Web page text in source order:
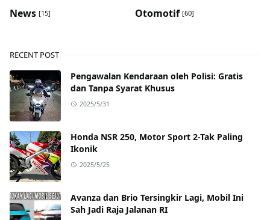
News [15] Otomotif [60]
RECENT POST
Pengawalan Kendaraan oleh Polisi: Gratis
dan Tanpa Syarat Khusus
2025/5/31
Honda NSR 250, Motor Sport 2-Tak Paling
Ikonik
2025/5/25
Avanza dan Brio Tersingkir Lagi, Mobil Ini
Sah Jadi Raja Jalanan RI